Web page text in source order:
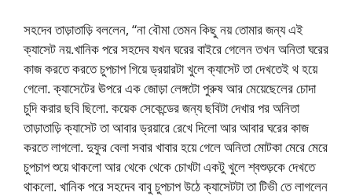
সহদেব তাড়াতাড়ি বললেন, “না বৌমা তেমন কিছু নয় তোমার জন্য এই
ক্যাসেট নয়.খানিক পরে সহদেব যখন ঘরের বাইরে গেলেন তখন অনিতা ঘরের
কাজ করতে করতে চুপচাপ গিয়ে ড্রয়ারটা খুলে ক্যাসেট তা দেখতেই থ হয়ে
গেলো. ক্যাসেটের ঊপরে এক জোড়া লেঙ্গটো পুরুষ আর মেয়েছেলের চোদা
চুদি করার ছবি ছিলো. কয়েক সেকেন্ডের জন্য ছবিটা দেখার পর অনিতা
তাড়াতাড়ি ক্যাসেট তা আবার ড্রয়ারে রেখে দিলো আর আবার ঘরের কাজ
করতে লাগলো. দুফুর বেলা সবার খাবার হয়ে গেলে অনিতা মোটকা মেরে মেরে
চুপচাপ শুয়ে থাকলো আর থেকে থেকে চোখটা একটু খুলে শ্বশুড়কে দেখতে
থাকলো. খানিক পরে সহদেব বাবু চুপচাপ উঠে ক্যাসেটটা তা টিভী তে লাগলেন